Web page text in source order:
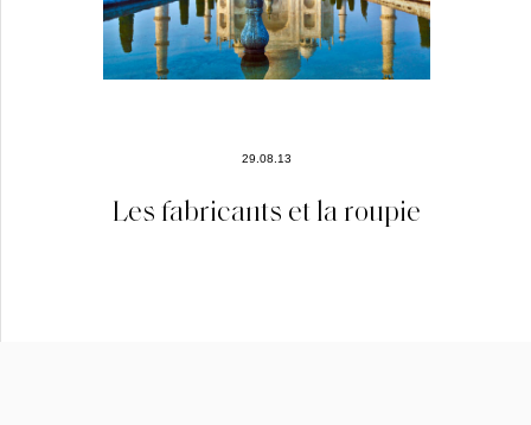
29.08.13
Les fabricants et la roupie